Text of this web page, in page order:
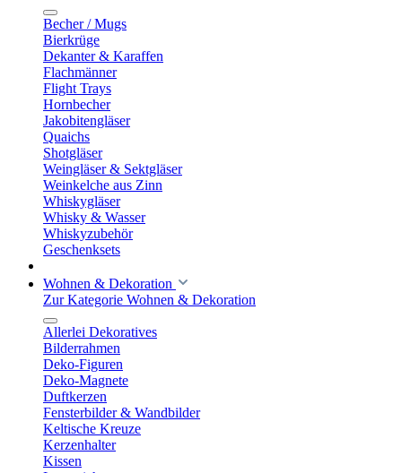
Becher / Mugs
Bierkrüge
Dekanter & Karaffen
Flachmänner
Flight Trays
Hornbecher
Jakobitengläser
Quaichs
Shotgläser
Weingläser & Sektgläser
Weinkelche aus Zinn
Whiskygläser
Whisky & Wasser
Whiskyzubehör
Geschenksets
Wohnen & Dekoration
Zur Kategorie Wohnen & Dekoration
Allerlei Dekoratives
Bilderrahmen
Deko-Figuren
Deko-Magnete
Duftkerzen
Fensterbilder & Wandbilder
Keltische Kreuze
Kerzenhalter
Kissen